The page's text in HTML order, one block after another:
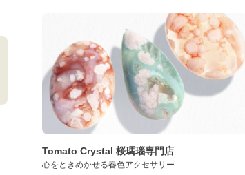
Tomato Crystal 桜瑪瑙専門店
心をときめかせる春色アクセサリー